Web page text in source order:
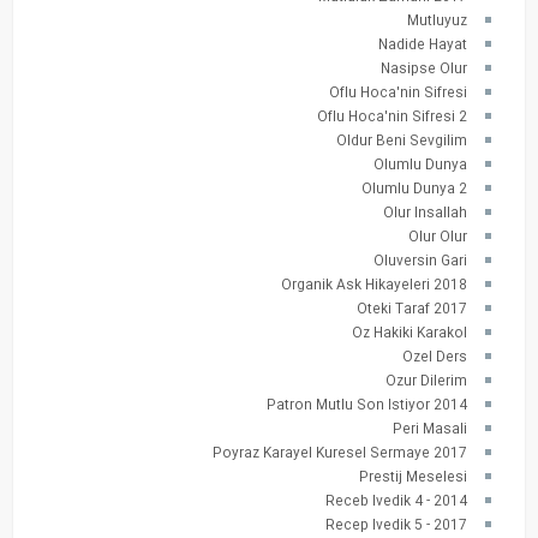
Mutluyuz
Nadide Hayat
Nasipse Olur
Oflu Hoca'nin Sifresi
Oflu Hoca'nin Sifresi 2
Oldur Beni Sevgilim
Olumlu Dunya
Olumlu Dunya 2
Olur Insallah
Olur Olur
Oluversin Gari
Organik Ask Hikayeleri 2018
Oteki Taraf 2017
Oz Hakiki Karakol
Ozel Ders
Ozur Dilerim
Patron Mutlu Son Istiyor 2014
Peri Masali
Poyraz Karayel Kuresel Sermaye 2017
Prestij Meselesi
Receb Ivedik 4 - 2014
Recep Ivedik 5 - 2017